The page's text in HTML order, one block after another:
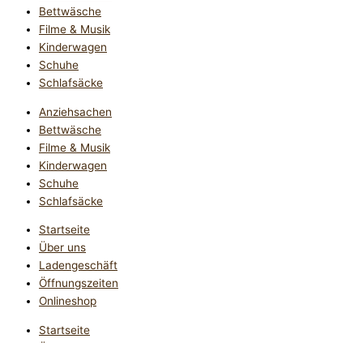
Bettwäsche
Filme & Musik
Kinderwagen
Schuhe
Schlafsäcke
Anziehsachen
Bettwäsche
Filme & Musik
Kinderwagen
Schuhe
Schlafsäcke
Startseite
Über uns
Ladengeschäft
Öffnungszeiten
Onlineshop
Startseite